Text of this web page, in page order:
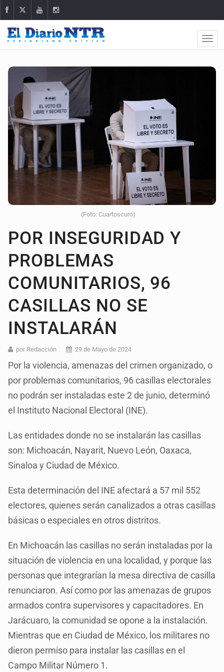
(Foto: Cuartoscuro)
POR INSEGURIDAD Y
PROBLEMAS
COMUNITARIOS, 96
CASILLAS NO SE
INSTALARÁN
por Redacción 29 de Mayo de 2024
Por la violencia, amenazas del crimen organizado, o
por problemas comunitarios, 96 casillas electorales
no podrán ser instaladas este 2 de junio, determinó
el Instituto Nacional Electoral (INE).
Las entidades donde no se instalarán las casillas
son: Michoacán, Nayarit, Nuevo León, Oaxaca,
Sinaloa y Ciudad de México.
Esta determinación del INE afectará a 57 mil 552
electores, quienes serán canalizados a otras casillas
básicas o especiales en otros distritos.
En Michoacán las casillas no serán instaladas por la
situación de violencia en una localidad, y porque las
personas que integrarían la mesa directiva de casilla
renunciaron. Así como por las amenazas de grupos
armados contra supervisores y capacitadores. En
Jarácuaro, la comunidad se opone a la instalación.
Mientras que en Ciudad de México, los militares no
dieron permiso para instalar las casillas en el
Campo Militar Número 1.